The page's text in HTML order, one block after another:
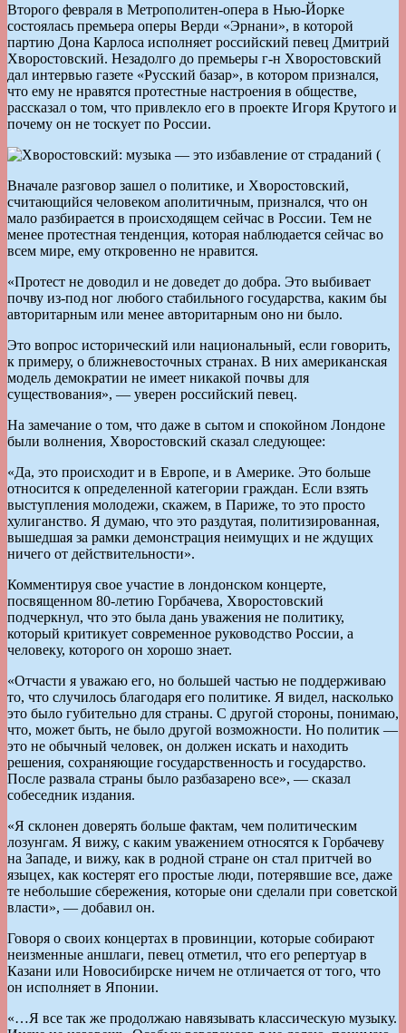
Второго февраля в Метрополитен-опера в Нью-Йорке
состоялась премьера оперы Верди «Эрнани», в которой
партию Дона Карлоса исполняет российский певец Дмитрий
Хворостовский. Незадолго до премьеры г-н Хворостовский
дал интервью газете «Русский базар», в котором признался,
что ему не нравятся протестные настроения в обществе,
рассказал о том, что привлекло его в проекте Игоря Крутого и
почему он не тоскует по России.
Вначале разговор зашел о политике, и Хворостовский,
считающийся человеком аполитичным, признался, что он
мало разбирается в происходящем сейчас в России. Тем не
менее протестная тенденция, которая наблюдается сейчас во
всем мире, ему откровенно не нравится.
«Протест не доводил и не доведет до добра. Это выбивает
почву из-под ног любого стабильного государства, каким бы
авторитарным или менее авторитарным оно ни было.
Это вопрос исторический или национальный, если говорить,
к примеру, о ближневосточных странах. В них американская
модель демократии не имеет никакой почвы для
существования», — уверен российский певец.
На замечание о том, что даже в сытом и спокойном Лондоне
были волнения, Хворостовский сказал следующее:
«Да, это происходит и в Европе, и в Америке. Это больше
относится к определенной категории граждан. Если взять
выступления молодежи, скажем, в Париже, то это просто
хулиганство. Я думаю, что это раздутая, политизированная,
вышедшая за рамки демонстрация неимущих и не ждущих
ничего от действительности».
Комментируя свое участие в лондонском концерте,
посвященном 80-летию Горбачева, Хворостовский
подчеркнул, что это была дань уважения не политику,
который критикует современное руководство России, а
человеку, которого он хорошо знает.
«Отчасти я уважаю его, но большей частью не поддерживаю
то, что случилось благодаря его политике. Я видел, насколько
это было губительно для страны. С другой стороны, понимаю,
что, может быть, не было другой возможности. Но политик —
это не обычный человек, он должен искать и находить
решения, сохраняющие государственность и государство.
После развала страны было разбазарено все», — сказал
собеседник издания.
«Я склонен доверять больше фактам, чем политическим
лозунгам. Я вижу, с каким уважением относятся к Горбачеву
на Западе, и вижу, как в родной стране он стал притчей во
языцех, как костерят его простые люди, потерявшие все, даже
те небольшие сбережения, которые они сделали при советской
власти», — добавил он.
Говоря о своих концертах в провинции, которые собирают
неизменные аншлаги, певец отметил, что его репертуар в
Казани или Новосибирске ничем не отличается от того, что
он исполняет в Японии.
«…Я все так же продолжаю навязывать классическую музыку.